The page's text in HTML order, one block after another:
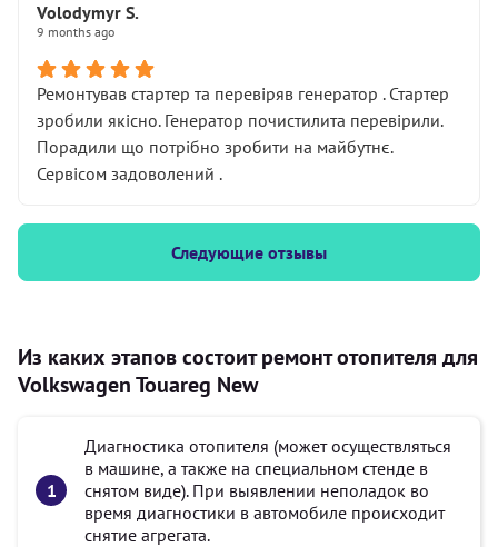
Volodymyr S.
9 months ago
Ремонтував стартер та перевіряв генератор . Стартер
зробили якісно. Генератор почистилита перевірили.
Порадили що потрібно зробити на майбутнє.
Сервісом задоволений .
Следующие отзывы
Из каких этапов состоит ремонт отопителя для
Volkswagen Touareg New
Диагностика отопителя (может осуществляться
в машине, а также на специальном стенде в
снятом виде). При выявлении неполадок во
время диагностики в автомобиле происходит
снятие агрегата.